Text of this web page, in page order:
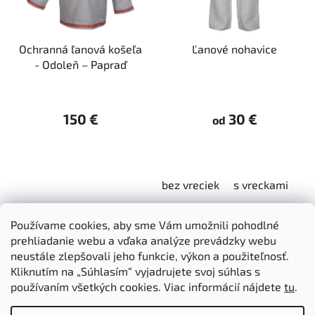
Používame cookies, aby sme Vám umožnili pohodlné
prehliadanie webu a vďaka analýze prevádzky webu
neustále zlepšovali jeho funkcie, výkon a použiteľnosť.
Kliknutím na „Súhlasím“ vyjadrujete svoj súhlas s
používaním všetkých cookies. Viac informácií nájdete tu.
Ochranná ľanová košeľa
- Odoleň – Papraď
150 €
Ľanové nohavice
od 30 €
bez vreciek s vreckami
Dokumenty na stiahnutie
Moja objednávka
Obchodné podmienky Ochrana osobných údajov
Kontakty Informácie o cookies
Ošetrovanie a údržba výrobkov Ako nakupovať